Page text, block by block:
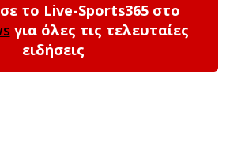
το Live-Sports365 στο
για όλες τις τελευταίες
ειδήσεις